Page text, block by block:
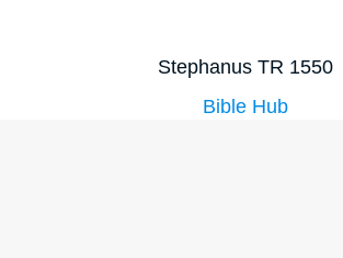
Stephanus TR 1550
Bible Hub